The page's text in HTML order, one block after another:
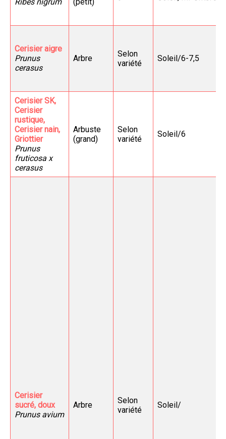
Cerisier aigre
Prunus
cerasus
Arbre
Selon
variété
Soleil/6-7,5
Cerisier SK,
Cerisier
rustique,
Cerisier nain,
Griottier
Prunus
fruticosa x
cerasus
Arbuste
(grand)
Selon
variété
Soleil/6
Cerisier
sucré, doux
Prunus avium
Arbre
Selon
variété
Soleil/